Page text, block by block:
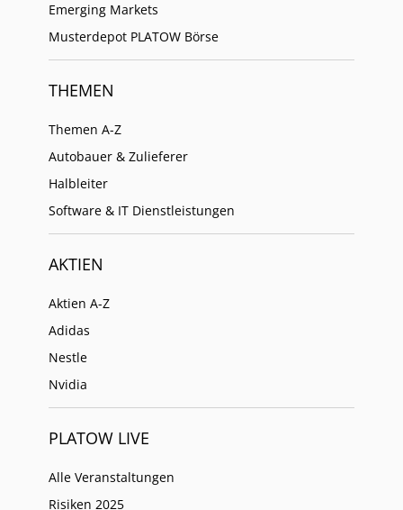
Emerging Markets
Musterdepot PLATOW Börse
THEMEN
Themen A-Z
Autobauer & Zulieferer
Halbleiter
Software & IT Dienstleistungen
AKTIEN
Aktien A-Z
Adidas
Nestle
Nvidia
PLATOW LIVE
Alle Veranstaltungen
Risiken 2025